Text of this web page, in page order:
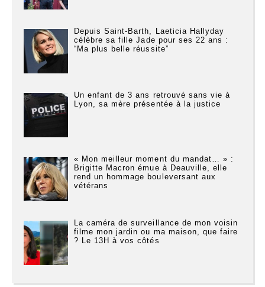
Depuis Saint-Barth, Laeticia Hallyday
célèbre sa fille Jade pour ses 22 ans :
“Ma plus belle réussite”
Un enfant de 3 ans retrouvé sans vie à
Lyon, sa mère présentée à la justice
« Mon meilleur moment du mandat… » :
Brigitte Macron émue à Deauville, elle
rend un hommage bouleversant aux
vétérans
La caméra de surveillance de mon voisin
filme mon jardin ou ma maison, que faire
? Le 13H à vos côtés